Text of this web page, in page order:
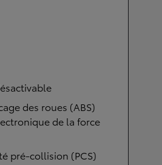
des roues (ABS)
de la force
pré-collision (PCS)